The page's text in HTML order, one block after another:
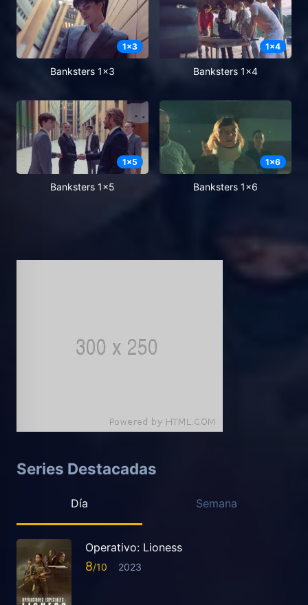
1x3
Banksters 1x3
1x4
Banksters 1x4
1x5
Banksters 1x5
1x6
Banksters 1x6
Series Destacadas
Día Semana
Operativo: Lioness
8 2023